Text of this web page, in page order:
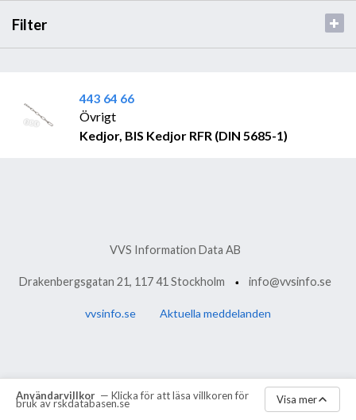
Filter
443 64 66
Övrigt
Kedjor, BIS Kedjor RFR (DIN 5685-1)
Användarvillkor — Klicka för att läsa villkoren för
bruk av rskdatabasen.se Visa mer
VVS Information Data AB
Drakenbergsgatan 21, 117 41 Stockholm info@vvsinfo.se
vvsinfo.se Aktuella meddelanden